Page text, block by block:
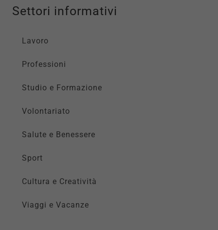
Settori informativi
Lavoro
Professioni
Studio e Formazione
Volontariato
Salute e Benessere
Sport
Cultura e Creatività
Viaggi e Vacanze